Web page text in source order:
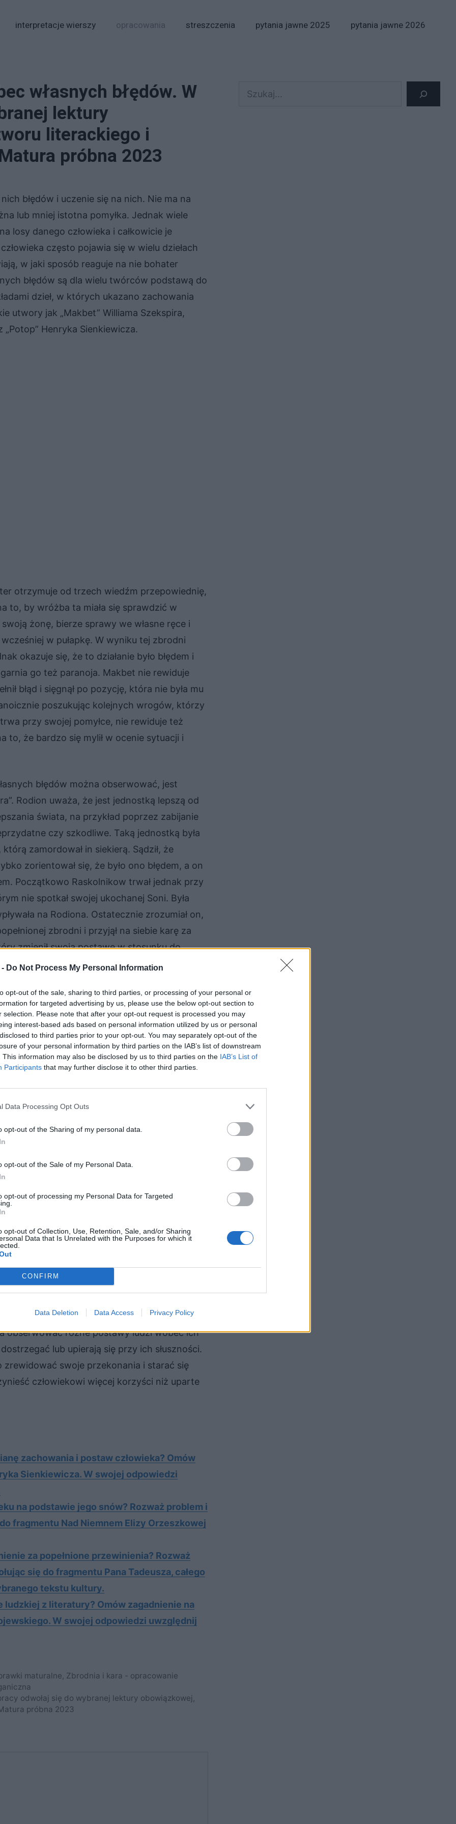
Do Not Process My Personal Information
opt-out of the sale, sharing to third parties, or processing of your personal or
for targeted advertising by us, please use the below opt-out section to
selection. Please note that after your opt-out request is processed you may
interest-based ads based on personal information utilized by us or personal
to third parties prior to your opt-out. You may separately opt-out of the
of your personal information by third parties on the IAB’s list of downstream
This information may also be disclosed by us to third parties on the IAB’s List of
Participants that may further disclose it to other third parties.
Data Processing Opt Outs
opt-out of the Sharing of my personal data.
opt-out of the Sale of my Personal Data.
opt-out of processing my Personal Data for Targeted
opt-out of Collection, Use, Retention, Sale, and/or Sharing
Data that Is Unrelated with the Purposes for which it
CONFIRM
Data Deletion Data Access Privacy Policy
interpretacje wierszy opracowania streszczenia pytania jawne 2025 pytania jawne 2026
własnych błędów. W
lektury
literackiego i
próbna 2023
błędów i uczenie się na nich. Nie ma na
lub mniej istotna pomyłka. Jednak wiele
losy danego człowieka i całkowicie je
często pojawia się w wielu dziełach
w jaki sposób reaguje na nie bohater
błędów są dla wielu twórców podstawą do
dzieł, w których ukazano zachowania
utwory jak „Makbet” Williama Szekspira,
Henryka Sienkiewicza.
otrzymuje od trzech wiedźm przepowiednię,
to, by wróżba ta miała się sprawdzić w
żonę, bierze sprawy we własne ręce i
w pułapkę. W wyniku tej zbrodni
okazuje się, że to działanie było błędem i
go też paranoja. Makbet nie rewiduje
błąd i sięgnął po pozycję, która nie była mu
poszukując kolejnych wrogów, którzy
przy swojej pomyłce, nie rewiduje też
to, że bardzo się mylił w ocenie sytuacji i
błędów można obserwować, jest
Rodion uważa, że jest jednostką lepszą od
świata, na przykład poprzez zabijanie
czy szkodliwe. Taką jednostką była
zamordował in siekierą. Sądził, że
zorientował się, że było ono błędem, a on
Początkowo Raskolnikow trwał jednak przy
nie spotkał swojej ukochanej Soni. Była
na Rodiona. Ostatecznie zrozumiał on,
zbrodni i przyjął na siebie karę za
zmienił swoją postawę w stosunku do
awanturnikiem i hulaką, który
też wierność Radziwiłłom w trakcie potopu
Polski. Kmicic popełnił więc wiele błędów,
przez bliskich. Kmicic jednak zrozumiał
się dopuścił. Zamiast przy nich trwać,
zdradę. W wyniku tego niemal poświęcił
samodzielnie wysadził armatę. Kmicic jest
i stara się je naprawić. Nie upiera się przy
Dlatego też zostają mu one
obserwować różne postawy ludzi wobec ich
lub upierają się przy ich słuszności.
zrewidować swoje przekonania i starać się
człowiekowi więcej korzyści niż uparte
za­cho­wa­nia i po­staw czło­wie­ka? Omów
Sien­kie­wi­cza. W swo­jej od­po­wie­dzi
na pod­sta­wie jego snów? Roz­waż pro­blem i
frag­men­tu Nad Niemnem Elizy Orzeszkowej
za popełnione przewinienia? Rozważ
się do fragmentu Pana Tadeusza, całego
tekstu kultury.
z li­te­ra­tu­ry? Omów za­gad­nie­nie na
W swo­jej od­po­wie­dzi uwzględ­nij
maturalne Zbrodnia i kara - opracowanie
odwołaj się do wybranej lektury obowiązkowej,
próbna 2023
Szukaj